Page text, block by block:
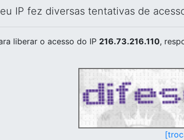
IP fez diversas tentativas de
liberar o acesso do IP 216.73.216.110,